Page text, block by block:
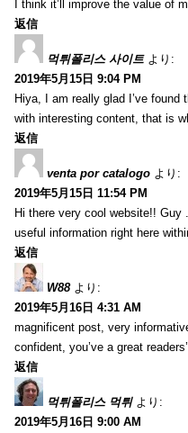
I think it’ll improve the value of
返信
먹튀폴리스 사이트 より:
2019年5月15日 9:04 PM
Hiya, I am really glad I’ve
with interesting content, that is
返信
venta por catalogo より:
2019年5月15日 11:54 PM
Hi there very cool website!! Guy
useful information right here
返信
W88 より:
2019年5月16日 4:31 AM
magnificent post, very
confident, you’ve a great
返信
먹튀폴리스 먹튀 より:
2019年5月16日 9:00 AM